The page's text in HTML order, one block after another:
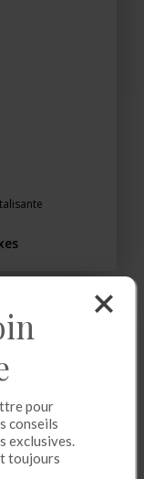
pour
conseils
exclusives.
toujours